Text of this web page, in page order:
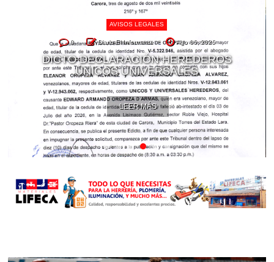
AVISOS LEGALES
0 Diario El Informante Ago 06, 2026
DICTO DECLARACIÓN HEREDEROS
ÚNICOS UNIVERSALES
LEER MÁS